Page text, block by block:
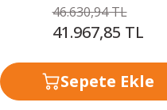
46.630,94 TL
41.967,85 TL
Sepete Ekle